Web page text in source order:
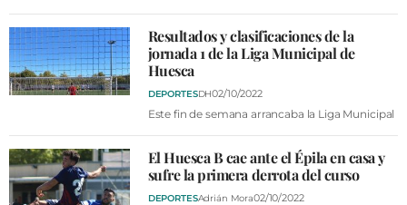
GALERÍAS
VÍDEOS
CONTACTAR
FIESTAS EN EL ALTO ARAGÓN
FIESTAS DE SAN LORENZO
AGENDA
Resultados y clasificaciones de la
jornada 1 de la Liga Municipal de
Huesca
DEPORTESDH02/10/2022
Este fin de semana arrancaba la Liga Municipal
El Huesca B cae ante el Épila en casa y
sufre la primera derrota del curso
DEPORTESAdrián Mora02/10/2022